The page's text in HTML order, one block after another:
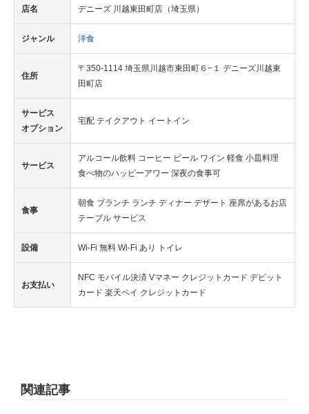
店名 デニーズ 川越東田町店（埼玉県）
ジャンル 洋食
住所
〒350-1114 埼玉県川越市東田町６−１ デニーズ川越東
田町店
サービス
オプション
宅配 テイクアウト イートイン
サービス
アルコール飲料 コーヒー ビール ワイン 軽食 小皿料理
食べ物のハッピーアワー 深夜の食事可
食事
朝食 ブランチ ランチ ディナー デザート 座席があるお店
テーブル サービス
設備 Wi-Fi 無料 Wi-Fi あり トイレ
お支払い
NFC モバイル決済 Vマネー クレジットカード デビット
カード 楽天ペイ クレジットカード
関連記事